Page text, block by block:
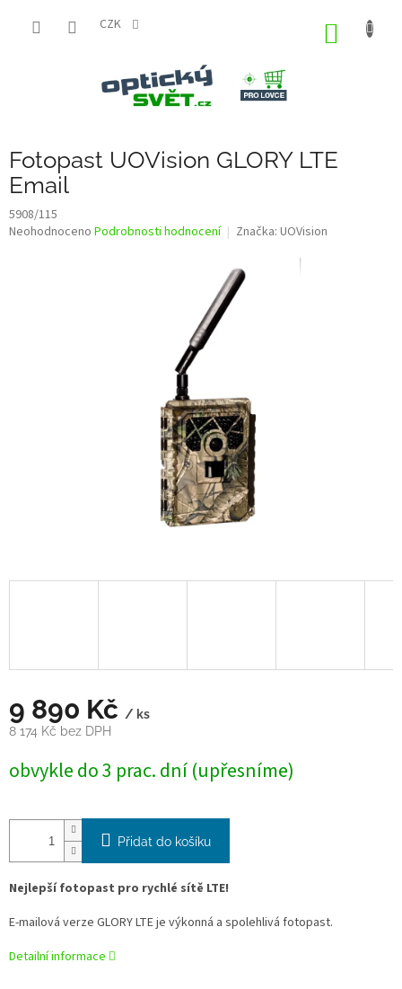
CZK
Fotopast UOVision GLORY LTE
Email
5908/115
Průměrné
Neohodnoceno Podrobnosti hodnocení Značka: UOVision
9 890 Kč / ks
8 174 Kč bez DPH
cena:
obvykle do 3 prac. dní (upřesníme)
Přidat do košíku
Nejlepší fotopast pro rychlé sítě LTE!
E-mailová verze GLORY LTE je výkonná a spolehlivá fotopast.
Detailní informace